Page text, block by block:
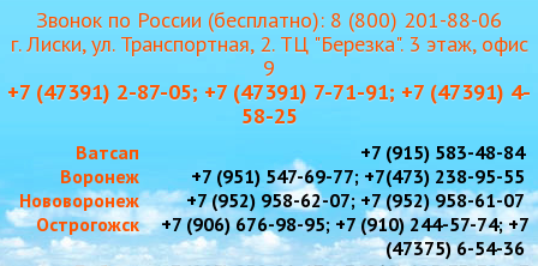
Звонок по России (бесплатно): 8 (800) 201-88-06
г. Лиски, ул. Транспортная, 2. ТЦ "Березка". 3 этаж, офис
9
+7 (47391) 2-87-05; +7 (47391) 7-71-91; +7 (47391) 4-
58-25
Ватсап
+7 (915) 583-48-84
Воронеж
+7 (951) 547-69-77; +7(473) 238-95-55
Нововоронеж
+7 (952) 958-62-07; +7 (952) 958-61-07
Острогожск
+7 (906) 676-98-95; +7 (910) 244-57-74; +7
(47375) 6-54-36